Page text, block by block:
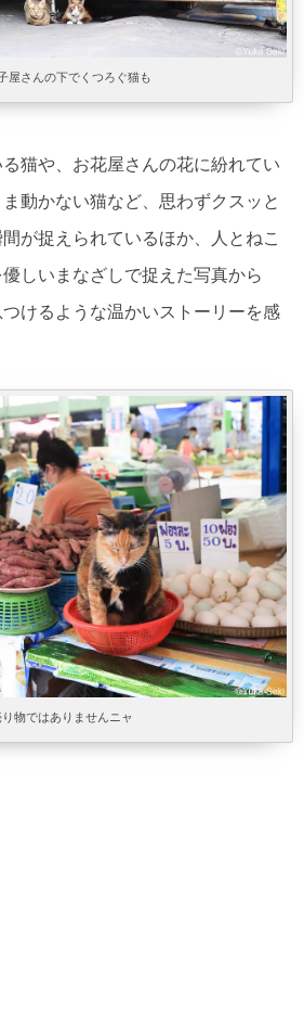
屋さんの下でくつろぐ猫も
猫や、お花屋さんの花に紛れてい
動かない猫など、思わずクスッと
が捉えられているほか、人とねこ
しいまなざしで捉えた写真から
けるような温かいストーリーを感
り物ではありませんニャ